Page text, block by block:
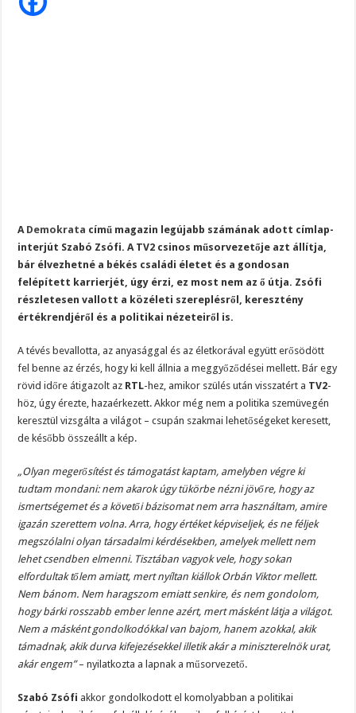
Magyar Péter ezt üzente Orbánnak……, ez az eddigi legkeményebb üzenet !
A Demokrata című magazin legújabb számának adott címlap-
interjút Szabó Zsófi. A TV2 csinos műsorvezetője azt állítja,
bár élvezhetné a békés családi életet és a gondosan
felépített karrierjét, úgy érzi, ez most nem az ő útja. Zsófi
részletesen vallott a közéleti szereplésről, keresztény
értékrendjéről és a politikai nézeteiről is.
A tévés bevallotta, az anyasággal és az életkorával együtt erősödött
fel benne az érzés, hogy ki kell állnia a meggyőződései mellett. Bár egy
rövid időre átigazolt az RTL-hez, amikor szülés után visszatért a TV2-
höz, úgy érezte, hazaérkezett. Akkor még nem a politika szemüvegén
keresztül vizsgálta a világot – csupán szakmai lehetőségeket keresett,
de később összeállt a kép.
„Olyan megerősítést és támogatást kaptam, amelyben végre ki
tudtam mondani: nem akarok úgy tükörbe nézni jövőre, hogy az
ismertségemet és a követői bázisomat nem arra használtam, amire
igazán szerettem volna. Arra, hogy értéket képviseljek, és ne féljek
megszólalni olyan társadalmi kérdésekben, amelyek mellett nem
lehet csendben elmenni. Tisztában vagyok vele, hogy sokan
elfordultak tőlem amiatt, mert nyíltan kiállok Orbán Viktor mellett.
Nem bánom. Nem haragszom emiatt senkire, és nem gondolom,
hogy bárki rosszabb ember lenne azért, mert másként látja a világot.
Nem a másként gondolkodókkal van bajom, hanem azokkal, akik
támadnak, akik durva kifejezésekkel illetik akár a miniszterelnök urat,
akár engem”– nyilatkozta a lapnak a műsorvezető.
Szabó Zsófi akkor gondolkodott el komolyabban a politikai